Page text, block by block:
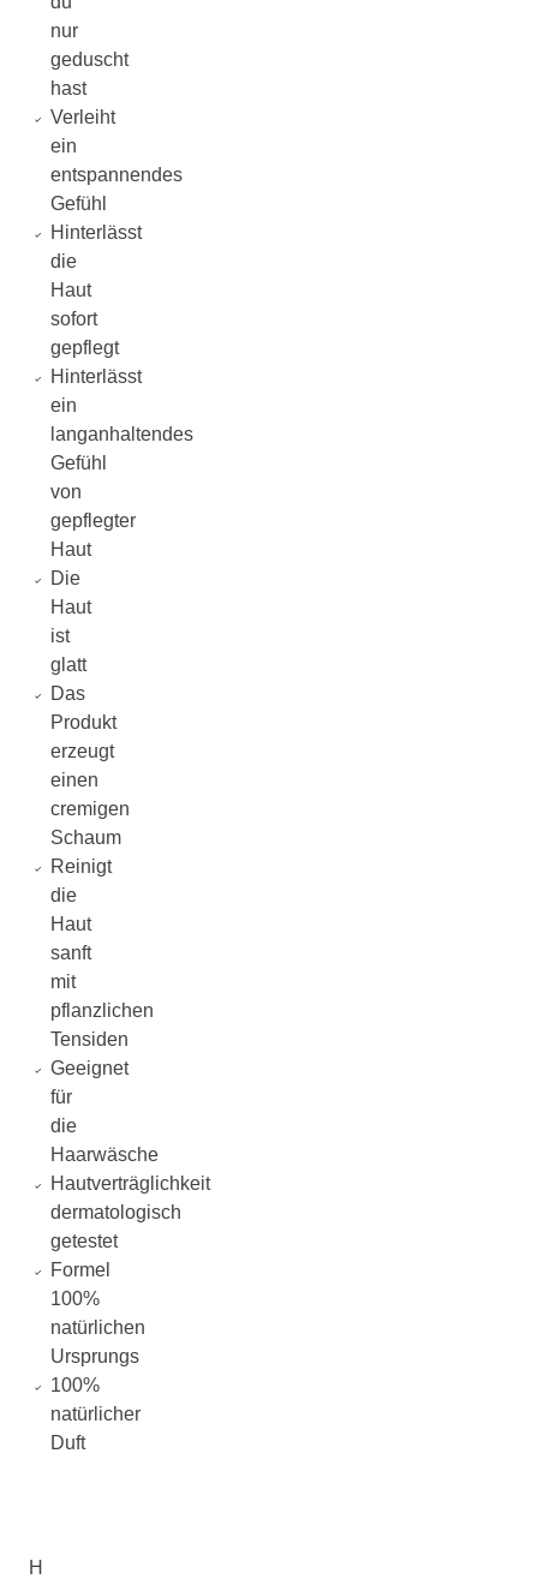
nur
geduscht
hast
Verleiht
ein
entspannendes
Gefühl
Hinterlässt
die
Haut
sofort
gepflegt
Hinterlässt
ein
langanhaltendes
Gefühl
von
gepflegter
Haut
Die
Haut
ist
glatt
Das
Produkt
erzeugt
einen
cremigen
Schaum
Reinigt
die
Haut
sanft
mit
pflanzlichen
Tensiden
Geeignet
für
die
Haarwäsche
Hautverträglichkeit
dermatologisch
getestet
Formel
100%
natürlichen
Ursprungs
100%
natürlicher
Duft
H